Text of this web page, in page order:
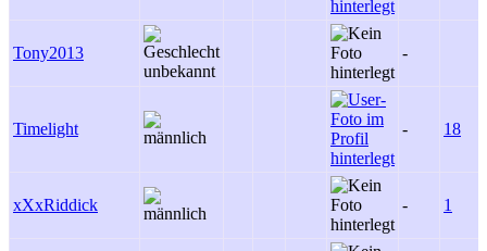
Tony2013 -
Timelight - 18
xXxRiddick - 1